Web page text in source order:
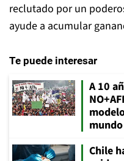
reclutado por un
ayude a acumular
Te puede interesar
A 10
Chile